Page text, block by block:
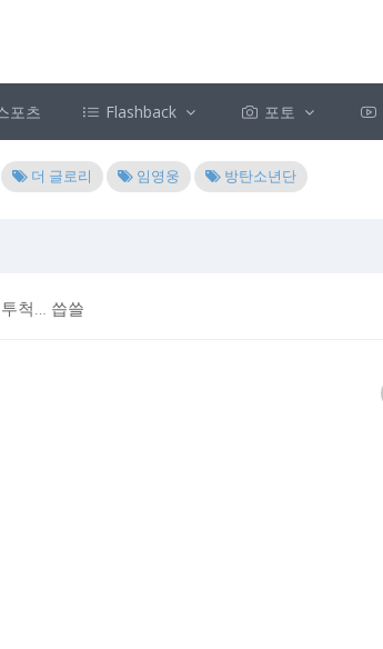
포츠 Flashback 포토
더 글로리 임영웅 방탄소년단
투척… 씁쓸